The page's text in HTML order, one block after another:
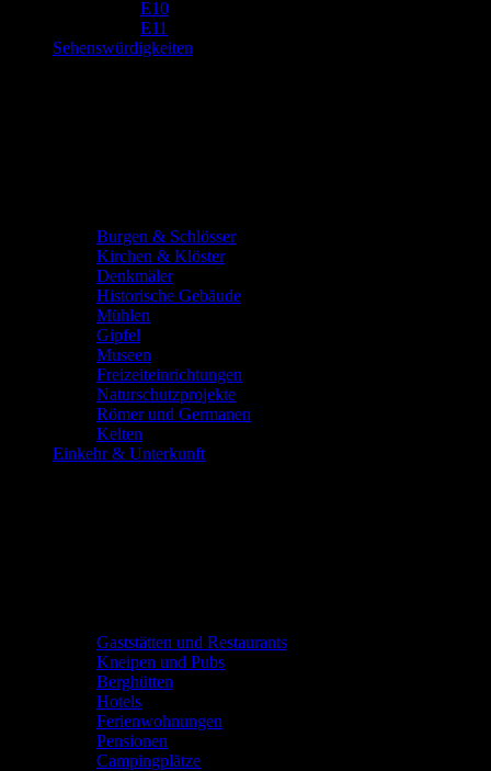
E10
E11
Sehenswürdigkeiten
Burgen & Schlösser
Kirchen & Klöster
Denkmäler
Historische Gebäude
Mühlen
Gipfel
Museen
Freizeiteinrichtungen
Naturschutzprojekte
Römer und Germanen
Kelten
Einkehr & Unterkunft
Gaststätten und Restaurants
Kneipen und Pubs
Berghütten
Hotels
Ferienwohnungen
Pensionen
Campingplätze